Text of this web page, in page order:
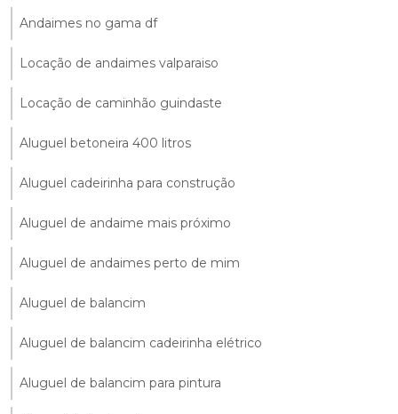
Andaimes no gama df
Locação de andaimes valparaiso
Locação de caminhão guindaste
Aluguel betoneira 400 litros
Aluguel cadeirinha para construção
Aluguel de andaime mais próximo
Aluguel de andaimes perto de mim
Aluguel de balancim
Aluguel de balancim cadeirinha elétrico
Aluguel de balancim para pintura